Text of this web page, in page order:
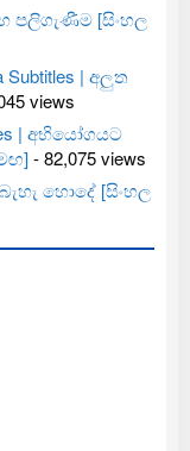
පලිගැණීම [සිංහල
Subtitles | අලුත
views
| අභියෝගයට
- 82,075 views
බැහැ හොදේ [සිංහල